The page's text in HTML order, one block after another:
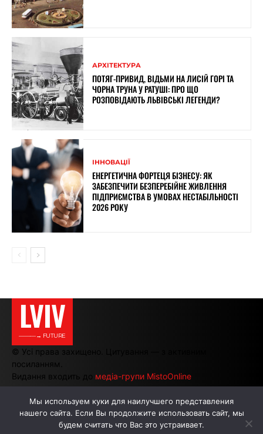
АРХІТЕКТУРА
ПОТЯГ-ПРИВИД, ВІДЬМИ НА ЛИСІЙ ГОРІ ТА
ЧОРНА ТРУНА У РАТУШІ: ПРО ЩО
РОЗПОВІДАЮТЬ ЛЬВІВСЬКІ ЛЕГЕНДИ?
ІННОВАЦІЇ
ЕНЕРГЕТИЧНА ФОРТЕЦЯ БІЗНЕСУ: ЯК
ЗАБЕЗПЕЧИТИ БЕЗПЕРЕБІЙНЕ ЖИВЛЕННЯ
ПІДПРИЄМСТВА В УМОВАХ НЕСТАБІЛЬНОСТІ
2026 РОКУ
LVIV
———→ FUTURE
© Усі права захищено. Цитування — з активним
посиланням.
Видання входить до медіа-групи MistoOnline
АВТОРИ РЕКЛАМА НА САЙТІ
Мы используем куки для наилучшего представления
нашего сайта. Если Вы продолжите использовать сайт, мы
будем считать что Вас это устраивает.